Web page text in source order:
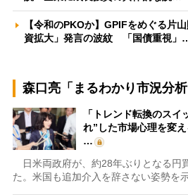
【令和のPKOか】GPIFをめぐる片
資拡大」発言の波紋 「国債重視」
森口亮「まるわかり市況分析
「トレンド転換のス
れ”した市場心理を変
…
日米両政府が、約28年ぶりとなる円
た。米国も追加介入を辞さない姿勢を